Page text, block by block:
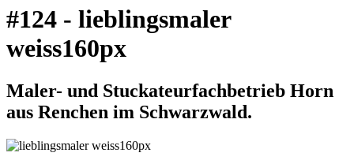
#124 - lieblingsmaler
weiss160px
Maler- und Stuckateurfachbetrieb Horn
aus Renchen im Schwarzwald.